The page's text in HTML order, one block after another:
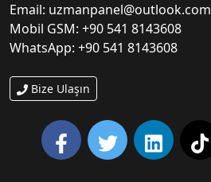
Email: uzmanpanel@outlook.com
Mobil GSM: +90 541 8143608
WhatsApp: +90 541 8143608
Bize Ulaşın